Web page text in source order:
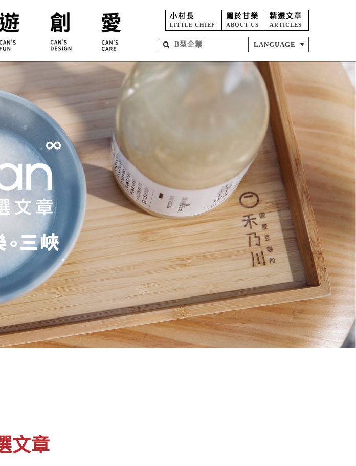
小村長
LITTLE CHIEF
關於甘樂
ABOUT US
精選文章
ARTICLES
LANGUAGE
川居
溪行動
地方創生 小草書屋
職能學苑
烘焙坊
文章